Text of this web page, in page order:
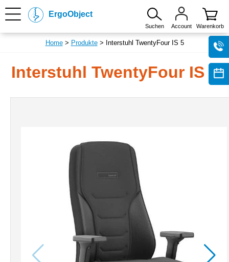
ErgoObject
Suchen Account Warenkorb
Home> Produkte> Interstuhl TwentyFour IS 5
Interstuhl TwentyFour IS 5